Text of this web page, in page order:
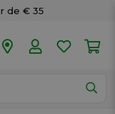
de € 35